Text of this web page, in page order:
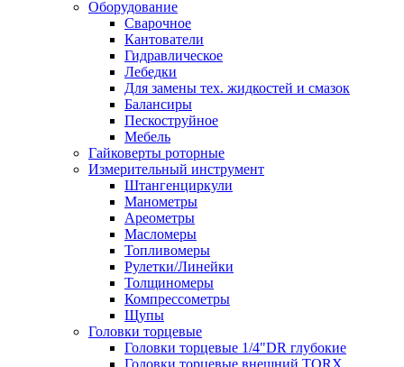
Оборудование
Сварочное
Кантователи
Гидравлическое
Лебедки
Для замены тех. жидкостей и смазок
Балансиры
Пескоструйное
Мебель
Гайковерты роторные
Измерительный инструмент
Штангенциркули
Манометры
Ареометры
Масломеры
Топливомеры
Рулетки/Линейки
Толщиномеры
Компрессометры
Щупы
Головки торцевые
Головки торцевые 1/4"DR глубокие
Головки торцевые внешний TORX